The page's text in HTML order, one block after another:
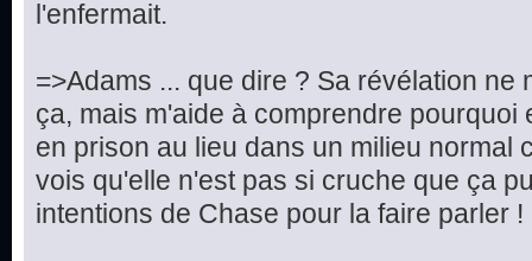
l'enfermait.
=>Adams ... que dire ? Sa révélation ne
ça, mais m'aide à comprendre
en prison au lieu dans un milieu normal
vois qu'elle n'est pas si cruche que ça
intentions de Chase pour la faire parler !